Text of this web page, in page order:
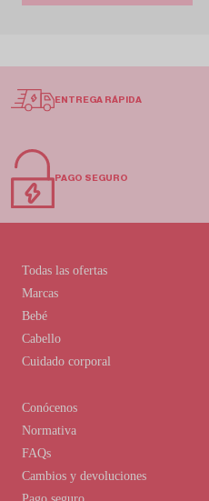
ENTREGA RÁPIDA
PAGO SEGURO
Conócenos
Normativa
FAQs
Cambios y devoluciones
Todas las ofertas
Marcas
Bebé
Cabello
Cuidado corporal